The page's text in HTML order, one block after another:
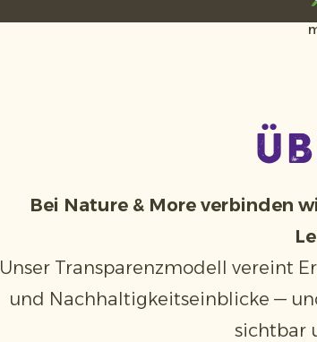
Bei Nature & More verbinden
Unser Transparenzmodell vereint
und Nachhaltigkeitseinblicke —
sichtbar